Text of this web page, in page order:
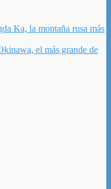
Ka, la montaña rusa más
el más grande de